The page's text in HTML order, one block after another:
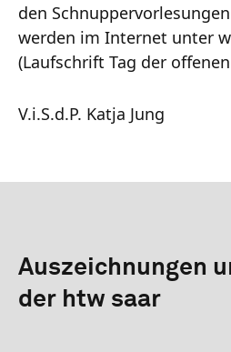
den
werden im Internet unter
(Laufschrift Tag der
V.i.S.d.P. Katja Jung
Auszeichnungen
der htw saar